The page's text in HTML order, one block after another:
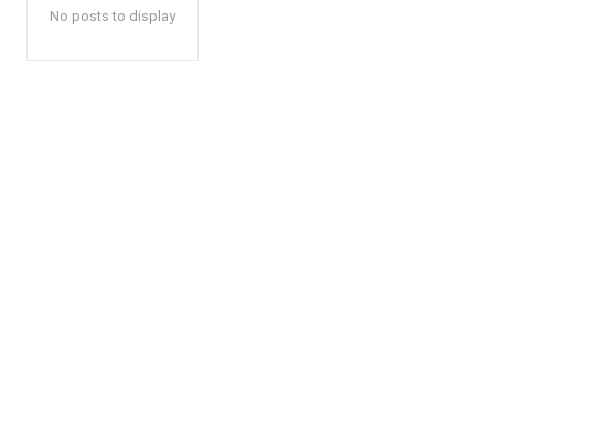
No posts to display